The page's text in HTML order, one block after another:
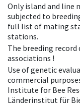
Only island and line
subjected to
full list of mating
stations.
The breeding
associations !
Use of genetic
commercial
Institute for Bee
Länderinstitut für